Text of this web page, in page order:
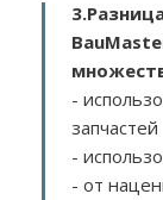
3.
-
запчастей
-
- от